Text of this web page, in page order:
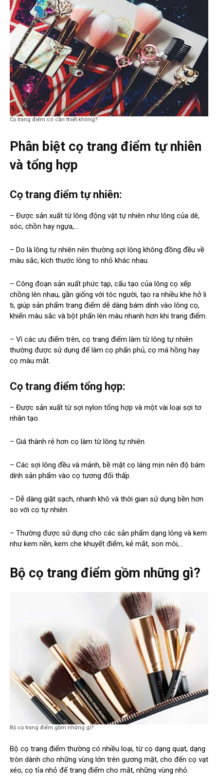
Cọ trang điểm có cần thiết không?
Phân biệt cọ trang điểm tự nhiên
và tổng hợp
Cọ trang điểm tự nhiên:
– Được sản xuất từ lông động vật tự nhiên như lông của dê,
sóc, chồn hay ngựa,…
– Do là lông tự nhiên nên thường sợi lông không đồng đều về
màu sắc, kích thước lông to nhỏ khác nhau.
– Công đoạn sản xuất phức tạp, cấu tạo của lông cọ xếp
chồng lên nhau, gần giống với tóc người, tạo ra nhiều khe hở li
ti, giúp sản phẩm trang điểm dễ dàng bám dính vào lông cọ,
khiến màu sắc và bột phấn lên màu nhanh hơn khi trang điểm.
– Vì các ưu điểm trên, cọ trang điểm làm từ lông tự nhiên
thường được sử dụng để làm cọ phấn phủ, cọ má hồng hay
cọ màu mắt.
Cọ trang điểm tổng hợp:
– Được sản xuất từ sợi nylon tổng hợp và một vài loại sợi tơ
nhân tạo.
– Giá thành rẻ hơn cọ làm từ lông tự nhiên.
– Các sợi lông đều và mảnh, bề mặt cọ láng mịn nên độ bám
dính sản phẩm vào cọ tương đối thấp.
– Dễ dàng giặt sạch, nhanh khô và thời gian sử dụng bền hơn
so với cọ tự nhiên.
– Thường được sử dụng cho các sản phẩm dạng lỏng và kem
như kem nền, kem che khuyết điểm, kẻ mắt, son môi,…
Bộ cọ trang điểm gồm những gì?
Bộ cọ trang điểm gồm những gì?
Bộ cọ trang điểm thường có nhiều loại, từ cọ dạng quạt, dạng
tròn dành cho những vùng lớn trên gương mặt, cho đến cọ vạt
xéo, cọ tỉa nhỏ để trang điểm cho mắt, những vùng nhỏ.